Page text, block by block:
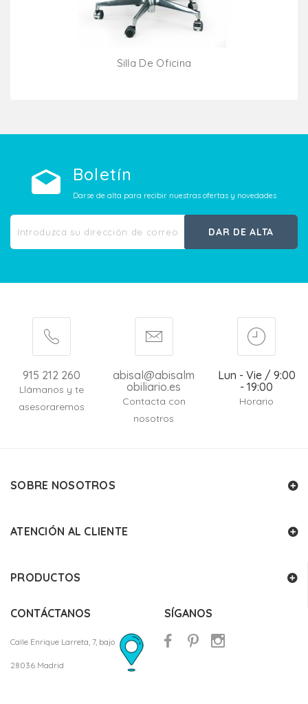
Silla De Oficina
Boletín
Darse de alta para recibir nuestras ofertas y novedades
DAR DE ALTA
915 212 260
Llámanos y te
asesoraremos
abisal@abisalm
obiliario.es
Contacta con
nosotros
Lun - Vie / 9:00
- 19:00
Horario
SOBRE NOSOTROS
ATENCIÓN AL CLIENTE
PRODUCTOS
CONTÁCTANOS
Calle Enrique Larreta, 7, bajo
28036 Madrid
SÍGANOS